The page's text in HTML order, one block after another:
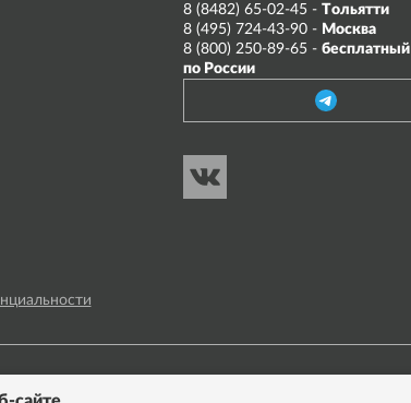
8 (8482) 65-02-45 - Тольятти
8 (495) 724-43-90 - Москва
8 (800) 250-89-65 -
по России